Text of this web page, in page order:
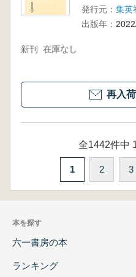
発行元： 集英
出版年：
新刊 在庫なし
再入
全1442件中
1 2 3
本を探す
六一書房の本
ランキング